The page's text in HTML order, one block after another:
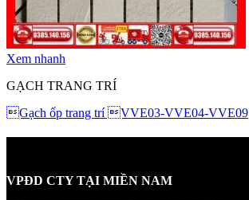
Xem nhanh
GẠCH TRANG TRÍ
Gạch ốp trang trí VVE03-VVE04-VVE09
VPĐD CTY TẠI MIỀN NAM